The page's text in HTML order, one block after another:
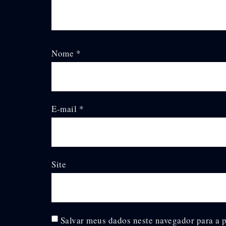
Nome *
E-mail *
Site
Salvar meus dados neste navegador para a